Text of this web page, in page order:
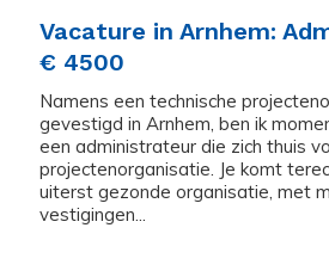
Vacature in Arnhem:
€ 4500
Namens een technische
gevestigd in Arnhem, ben ik
een administrateur die zich thuis
projectenorganisatie. Je komt
uiterst gezonde organisatie, met
vestigingen...